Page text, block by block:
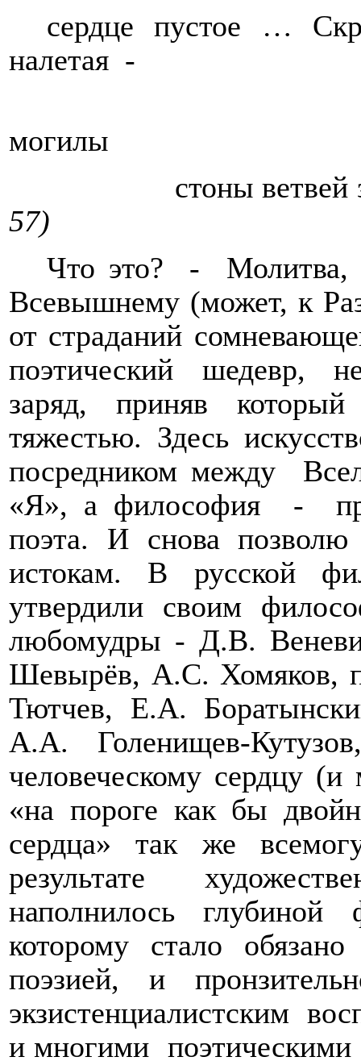
сердце пустое …
налетая -
могилы
стоны ветвей
57)
Что это?
-
Всевышнему (может, к
от страданий
поэтический шедевр,
заряд, приняв
тяжестью. Здесь
посредником между
«Я», а философия
-
поэта. И снова
истокам. В русской
утвердили своим
любомудры - Д.В.
Шевырёв, А.С. Хомяков,
Тютчев, Е.А.
А.А. Голенищев-
человеческому сердцу
«на пороге как бы
сердца» так же
результате
наполнилось глубиной
которому стало
поэзией, и
экзистенциалистским
и многими